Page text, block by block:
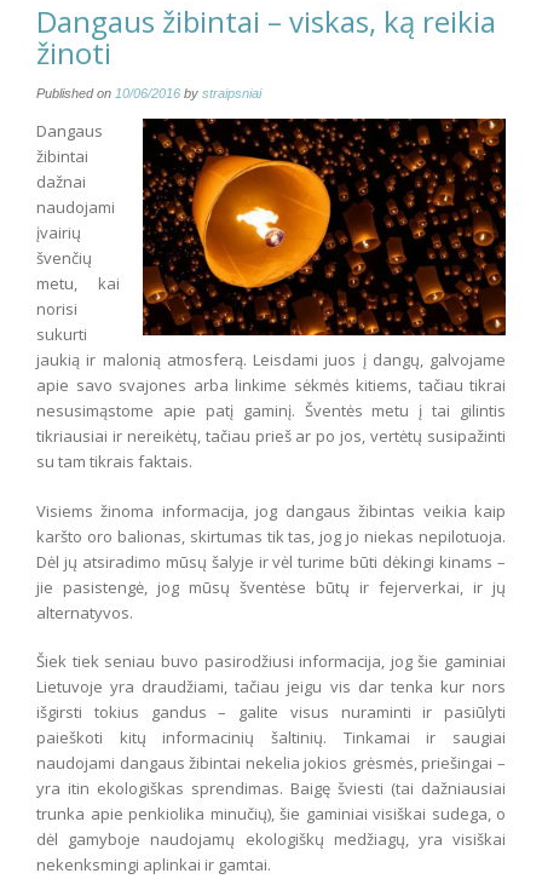
Dangaus žibintai – viskas, ką reikia
žinoti
Published on 10/06/2016 by straipsniai
Dangaus
žibintai
dažnai
naudojami
įvairių
švenčių
metu, kai
norisi
sukurti
jaukią ir malonią atmosferą. Leisdami juos į dangų, galvojame
apie savo svajones arba linkime sėkmės kitiems, tačiau tikrai
nesusimąstome apie patį gaminį. Šventės metu į tai gilintis
tikriausiai ir nereikėtų, tačiau prieš ar po jos, vertėtų susipažinti
su tam tikrais faktais.
Visiems žinoma informacija, jog dangaus žibintas veikia kaip
karšto oro balionas, skirtumas tik tas, jog jo niekas nepilotuoja.
Dėl jų atsiradimo mūsų šalyje ir vėl turime būti dėkingi kinams –
jie pasistengė, jog mūsų šventėse būtų ir fejerverkai, ir jų
alternatyvos.
Šiek tiek seniau buvo pasirodžiusi informacija, jog šie gaminiai
Lietuvoje yra draudžiami, tačiau jeigu vis dar tenka kur nors
išgirsti tokius gandus – galite visus nuraminti ir pasiūlyti
paieškoti kitų informacinių šaltinių. Tinkamai ir saugiai
naudojami dangaus žibintai nekelia jokios grėsmės, priešingai –
yra itin ekologiškas sprendimas. Baigę šviesti (tai dažniausiai
trunka apie penkiolika minučių), šie gaminiai visiškai sudega, o
dėl gamyboje naudojamų ekologiškų medžiagų, yra visiškai
nekenksmingi aplinkai ir gamtai.